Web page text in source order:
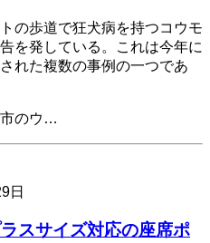
の歩道で狂犬病を持つコウモ
を発している。これは今年に
れた複数の事例の一つであ
市のウ…
日
スサイズ対応の座席ポ